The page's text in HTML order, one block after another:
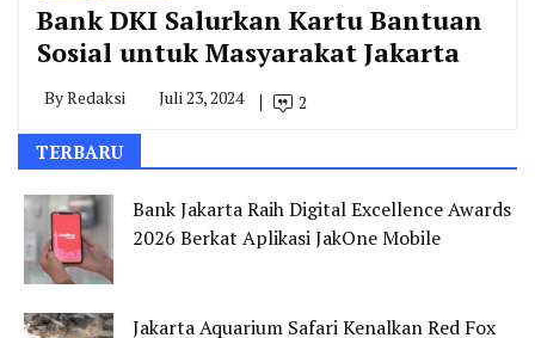
Bank DKI Salurkan Kartu Bantuan
Sosial untuk Masyarakat Jakarta
ByRedaksi Juli 23, 2024 2
TERBARU
Bank Jakarta Raih Digital Excellence Awards
2026 Berkat Aplikasi JakOne Mobile
Jakarta Aquarium Safari Kenalkan Red Fox